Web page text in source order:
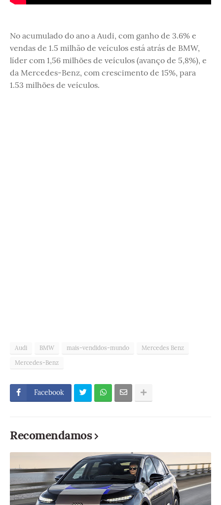
No acumulado do ano a Audi, com ganho de 3.6% e
vendas de 1.5 milhão de veículos está atrás de BMW,
líder com 1,56 milhões de veículos (avanço de 5,8%), e
da Mercedes-Benz, com crescimento de 15%, para
1.53 milhões de veículos.
Audi BMW mais-vendidos-mundo
Mercedes Benz
Mercedes-Benz
Facebook
Recomendamos